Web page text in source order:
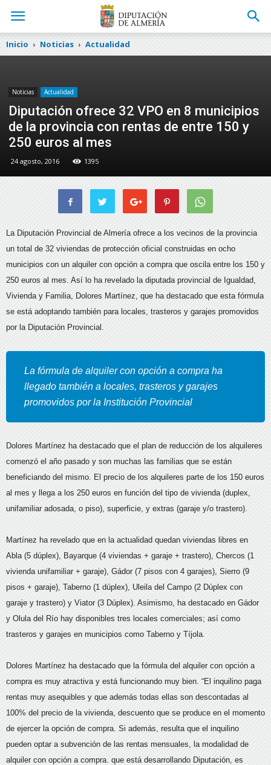
Inicio Noticias Actualidad
Noticias Actualidad
Diputación ofrece 32 VPO en 8 municipios
de la provincia con rentas de entre 150 y
250 euros al mes
24 agosto, 2016 1395
La Diputación Provincial de Almería ofrece a los vecinos de la provincia
un total de 32 viviendas de protección oficial construidas en ocho
municipios con un alquiler con opción a compra que oscila entre los 150 y
250 euros al mes. Así lo ha revelado la diputada provincial de Igualdad,
Vivienda y Familia, Dolores Martínez, que ha destacado que esta fórmula
se está adoptando también para locales, trasteros y garajes promovidos
por la Diputación Provincial.
La fórmula de alquiler con opción a compra ha
llegado también a locales, trasteros y garajes
promovidos por la Institución Provincial
Dolores Martínez ha destacado que el plan de reducción de los alquileres
comenzó el año pasado y son muchas las familias que se están
beneficiando del mismo. El precio de los alquileres parte de los 150 euros
al mes y llega a los 250 euros en función del tipo de vivienda (duplex,
unifamiliar adosada, o piso), superficie, y extras (garaje y/o trastero).
Martínez ha revelado que en la actualidad quedan viviendas libres en
Abla (5 dúplex), Bayarque (4 viviendas + garaje + trastero), Chercos (1
vivienda unifamiliar + garaje), Gádor (7 pisos con 4 garajes), Sierro (9
pisos + garaje), Taberno (1 dúplex), Uleila del Campo (2 Dúplex con
garaje y trastero) y Viator (3 Dúplex). Asimismo, ha destacado en Gádor
y Olula del Río hay disponibles tres locales comerciales; así como
trasteros y garajes en municipios como Taberno y Tíjola.
Dolores Martínez ha destacado que la fórmula del alquiler con opción a
compra es muy atractiva y está funcionando muy bien. “El inquilino paga
rentas muy asequibles y que además todas ellas son descontadas al
100% del precio de la vivienda, descuento que se produce en el momento
de ejercer la opción de compra. Si además, resulta que el inquilino
pueden optar a subvención de las rentas mensuales, la modalidad de
alquiler con opción a compra. que está desarrollando Diputación, es